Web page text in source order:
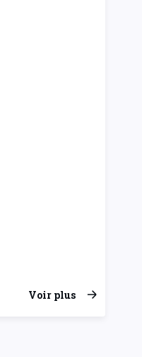
Voir plus